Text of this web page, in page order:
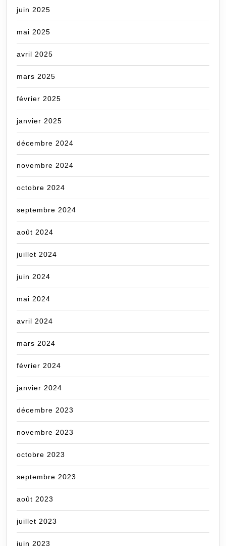
juin 2025
mai 2025
avril 2025
mars 2025
février 2025
janvier 2025
décembre 2024
novembre 2024
octobre 2024
septembre 2024
août 2024
juillet 2024
juin 2024
mai 2024
avril 2024
mars 2024
février 2024
janvier 2024
décembre 2023
novembre 2023
octobre 2023
septembre 2023
août 2023
juillet 2023
juin 2023